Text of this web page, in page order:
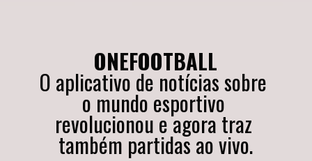
ONEFOOTBALL
O aplicativo de notícias sobre
o mundo esportivo
revolucionou e agora traz
também partidas ao vivo.